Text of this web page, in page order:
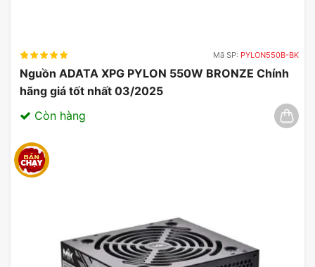
Mã SP: PYLON550B-BK
Nguồn ADATA XPG PYLON 550W BRONZE Chính
hãng giá tốt nhất 03/2025
Còn hàng